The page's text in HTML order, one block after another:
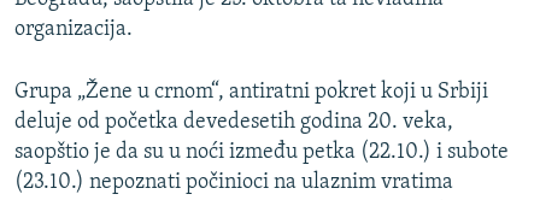
SVE KARTE DEJTONA
organizacija.
Grupa „Žene u crnom“, antiratni pokret koji u Srbiji
deluje od početka devedesetih godina 20. veka,
saopštio je da su u noći između petka (22.10.) i subote
(23.10.) nepoznati počinioci na ulaznim vratima